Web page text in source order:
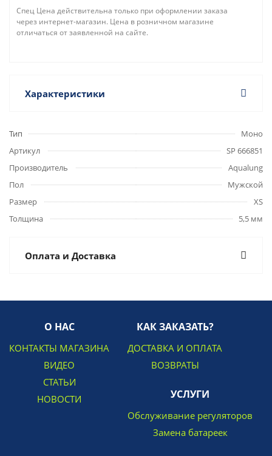
Спец Цена действительна только при оформлении заказа
через интернет-магазин. Цена в розничном магазине
отличаться от заявленной на сайте.
Характеристики
Тип
Моно
Артикул
SP 666851
Производитель
Aqualung
Пол
Мужской
Размер
XS
Толщина
5,5 мм
Оплата и Доставка
О НАС
КОНТАКТЫ МАГАЗИНА
ВИДЕО
СТАТЬИ
НОВОСТИ
КАК ЗАКАЗАТЬ?
ДОСТАВКА И ОПЛАТА
ВОЗВРАТЫ
УСЛУГИ
Обслуживание регуляторов
Замена батареек